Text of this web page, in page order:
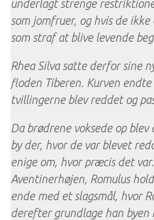
underlagt strenge
som jomfruer, og hvis de
som straf at blive levende
Rhea Silva satte derfor sine
floden Tiberen. Kurven
tvillingerne blev reddet og
Da brødrene voksede op
by der, hvor de var blevet
enige om, hvor præcis det
Aventinerhøjen, Romulus
ende med et slagsmål, hvor
derefter grundlage han byen